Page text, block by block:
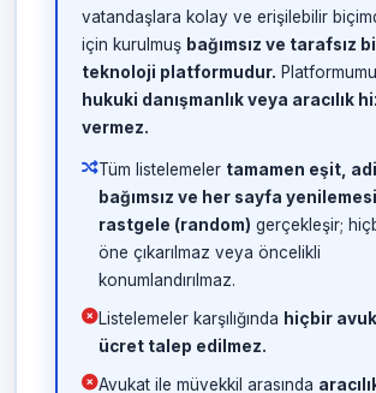
vatandaşlara kolay ve erişilebilir
için kurulmuş bağımsız ve tarafsız
teknoloji platformudur.
hukuki danışmanlık veya aracılık
vermez.
Tüm listelemeler tamamen eşit,
bağımsız ve her sayfa
rastgele (random) gerçekleşir;
öne çıkarılmaz veya öncelikli
konumlandırılmaz.
Listelemeler karşılığında hiçbir
ücret talep edilmez.
Avukat ile müvekkil arasında